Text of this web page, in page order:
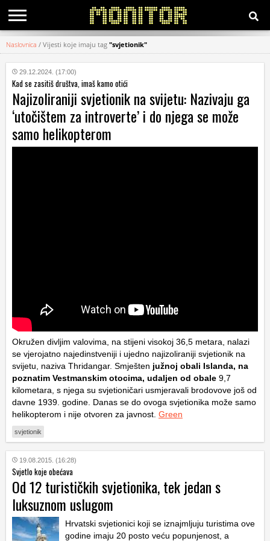
KATEGORIJE
HRVATSKI
WEB
Naslovnica / Vijesti koje imaju tag "svjetionik"
29.12.2024. (17:00)
Kad se zasitiš društva, imaš kamo otići
Najizoliraniji svjetionik na svijetu: Nazivaju ga
‘utočištem za introverte’ i do njega se može
samo helikopterom
Okružen divljim valovima, na stijeni visokoj 36,5 metara, nalazi
se vjerojatno najedinstveniji i ujedno najizoliraniji svjetionik na
svijetu, naziva Thridangar. Smješten južnoj obali Islanda, na
poznatim Vestmanskim otocima, udaljen od obale 9,7
kilometara, s njega su svjetioničari usmjeravali brodovove još od
davne 1939. godine. Danas se do ovoga svjetionika može samo
helikopterom i nije otvoren za javnost. Green
svjetionik
19.08.2015. (16:28)
Svjetlo koje obećava
Od 12 turističkih svjetionika, tek jedan s
luksuznom uslugom
Hrvatski svjetionici koji se iznajmljuju turistima ove
godine imaju 20 posto veću popunjenost, a